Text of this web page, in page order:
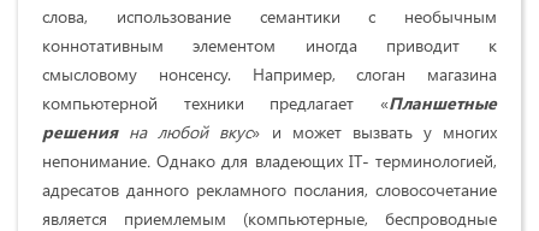
слова, использование семантики с необычным
коннотативным элементом иногда приводит к
смысловому нонсенсу. Например, слоган магазина
компьютерной техники предлагает «Планшетные
решенияна любой вкус» и может вызвать у многих
непонимание.Однако для владеющих IT- терминологией,
адресатов данного рекламного послания, словосочетание
является приемлемым (компьютерные, беспроводные